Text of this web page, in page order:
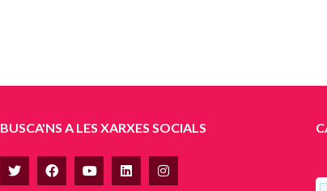
BUSCA'NS A LES XARXES SOCIALS